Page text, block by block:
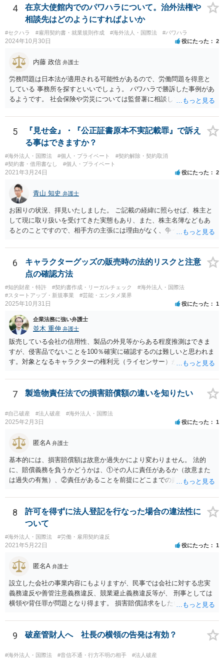
性が高いと思われます。）。 指輪代金について: 前述の通り、男性会
員と女性会員との間の個人間の贈与であり、貴社に法的な返金義務は
ないことを、法的根拠と共に冷静に主張する。 「刑事訴訟」との主張
に対して: 本件は、契約の履行や返金を巡る民事上の紛争であり、貴社
に当初から金銭を騙し取る意図（詐欺罪の構成要件である欺罔行為）
があったとは考えにくく、刑事事件として立件される可能性は極めて
低いと思われます。 3. 警察からの連絡について 警察は「民事不介
入」を原則としており、契約トラブルなどの個人間の紛争に介入する
ことはありません。しかし、事件性があるかどうかを判断するため
に、関係者から事情を聴くことがあります。その場合には誠実な事実
説明を行ってください。
続税や贈与税を猶予する特別法な，遺留分について株式価格を遺留分
算定基礎額から控除したり価額を相続時でなく承継時に固定したりす
ることのできる特別法が定められています。 買い取る以外の方法につ
いても，株式保有割合や状況によるので，具体的に弁護士に相談され
ることをお勧めします。
4
在京大使館内でのパワハラについて。治外法権や
相談先はどのようにすればよいか
#セクハラ #雇用契約書・就業規則作成 #海外法人・国際法 #パワハラ
2024年10月30日 役にたった 2
内藤 政信 弁護士
労務問題は日本法が適用される可能性があるので、労働問題を得意と
している 事務所を探すといいでしょう。 パワハラで勝訴した事例があ
るようです。 社会保険や労災については監督薯に相談してみるといい
5
『見せ金』・『公正証書原本不実記載罪』で訴え
る事はできますか？
#海外法人・国際法 #個人・プライベート
#契約解除・契約取消
#契約書・借用書なし
#個人・プライベート
2021年3月24日 役にたった 2
青山 知史 弁護士
お困りの状況、拝見いたしました。 ご記載の経緯に照らせば、株主と
して現に取り扱いを受けてきた実態もあり、また、株主名簿などもあ
るとのことですので、相手方の主張には理由がなく、争う余地はある
主手の地位確認請求を訴訟などで実施し、正式に権利関係を明らかに
することも考えられます。 また、仮に株式の割り当てがなされていな
いとのことであれば、出資契約の前提が果たされていないことになり
ますので、債務不履行を理由に契約を解除し、100万円の返金を要求す
ることも考えられるかと思慮いたします。 この他、持ち株比率などに
もよりますが、過半数を確保できるのであれば、相手方の解任請求を
たします。 いずれの手段をとるとしても、当時のやり取りや契約内
容、相手方の主張内容などによっても、とるべき手段が異なってきま
すので、本格的に争うことをお考えであれば、関連資料をお持ちのう
え、個別に弁護士にご相談をし、対策を立てていくべきと思慮いたし
ます。
6
キャラクターグッズの販売時の法的リスクと注意
点の確認方法
#知的財産・特許 #契約書作成・リーガルチェック
#海外法人・国際法
#スタートアップ・新規事業
#芸能・エンタメ業界
2025年10月31日 役にたった 1
企業法務に強い弁護士
並木 重伸 弁護士
販売している会社の信用性、製品の外見等からある程度推測はできま
すが、侵害品でないことを100％確実に確認するのは難しいと思われま
す。対象となるキャラクターの権利元（ライセンサー）がわかるので
頼し絵を作ってもらいそれを元に工場へ作成依頼などした場合」につ
いては、作ってもらった絵がオリジナルのものであれば問題はありま
せんが（ただし絵師などから権利を得ておく必要があります。）、既
存のキャラクターやそれに類似するものであれば、その権利元から許
諾を受けない限り著作権侵害となる可能性が高いです。
7 製造物責任法での損害賠償額の違いを知りたい
#自己破産 #法人破産 #海外法人・国際法
2025年2月3日 役にたった 1
匿名A 弁護士
基本的には、損害賠償額は故意か過失かにより変わりません。 法的
に、賠償義務を負うかどうかは、①その人に責任があるか（故意また
は過失の有無）、②責任があることを前提にどこまでの責任を負うべ
（厳密には、②の話の中で責任の範囲を問う過程で主観面も見るする
ので事案次第ではありますが。）。 また、海外での損害の発生の場合
には、まずどの法を適用するのかの問題があるので、どの国の損害で
生じた損害で、その問題に何法が適用されるのか、の判断が先行する
ので、事案聞かないことにはなんともといったところです。
8
許可を得ずに法人登記を行なった場合の違法性に
ついて
#海外法人・国際法 #労働・雇用契約違反
2021年5月22日 役にたった 1
匿名A 弁護士
設立した会社の事業内容にもよりますが、民事では会社に対する忠実
義務違反や善管注意義務違反、競業避止義務違反等が、 刑事としては
横領や背任罪が問題となり得ます。 損害賠償請求をしたいのか、刑事
等、ご希望によって進め方や必要な証拠が変わってきますので、速や
かにお近くの法律事務所に直接ご相談いただくことをおすすめいたし
9 破産管財人へ 社長の横領の告発は有効？
#海外法人・国際法 #音信不通・行方不明の相手 #法人破産